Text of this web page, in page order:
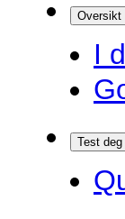
Oversikt
I
Test